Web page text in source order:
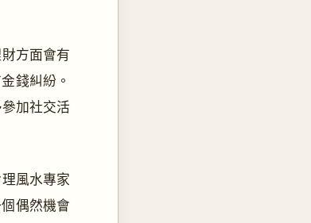
方面會有
錢糾紛。
加社交活
風水專家
偶然機會